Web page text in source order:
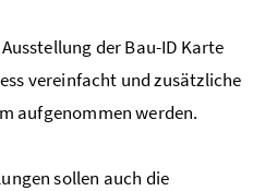
der Bau-ID Karte
vereinfacht und zusätzliche
aufgenommen werden.
sollen auch die